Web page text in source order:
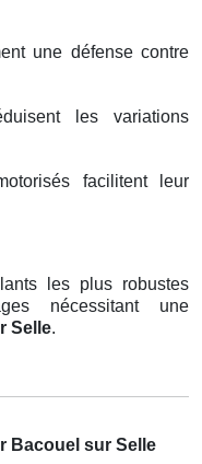
une défense contre
les variations
facilitent leur
les plus robustes
nécessitant une
Selle.
Bacouel sur Selle